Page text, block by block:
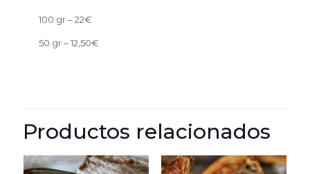
100 gr – 22€
50 gr – 12,50€
Productos relacionados